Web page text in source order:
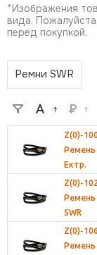
*Изображения
вида.
перед покупкой.
Ремни SWR
Z(0)-
Ремень
Ектр.
Z(0)-
Ремень
SWR
Z(0)-
Ремень